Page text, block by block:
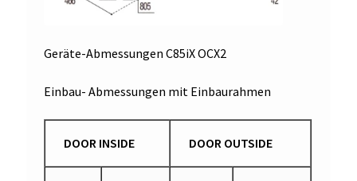
Geräte-Abmessungen C85iX OCX2
Einbau- Abmessungen mit Einbaurahmen
DOOR INSIDE DOOR OUTSIDE